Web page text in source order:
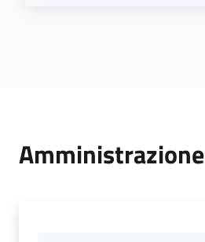
Amministrazione